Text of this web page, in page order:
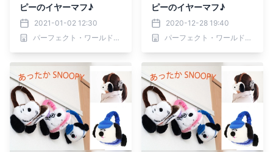
ピーのイヤーマフ♪
2021-01-02 12:30
パーフェクト・ワールド株式会社
ピーのイヤーマフ♪
2020-12-28 19:40
パーフェクト・ワールド株式会社